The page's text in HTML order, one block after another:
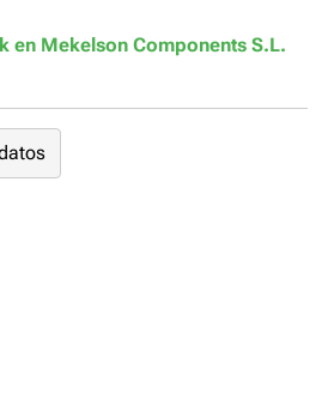
en Mekelson Components S.L.